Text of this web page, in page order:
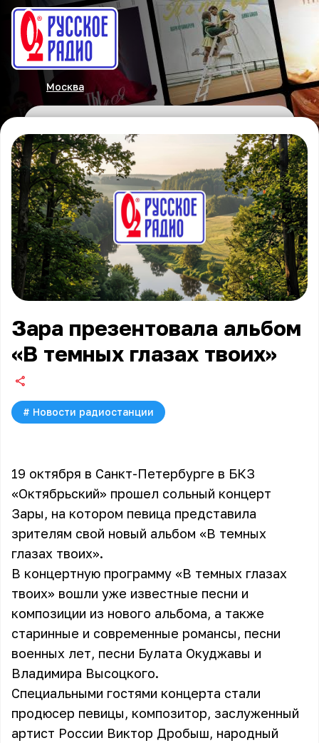
Москва
Зара презентовала альбом
«В темных глазах твоих»
# Новости радиостанции
19 октября в Санкт-Петербурге в БКЗ
«Октябрьский» прошел сольный концерт
Зары, на котором певица представила
зрителям свой новый альбом «В темных
глазах твоих».
В концертную программу «В темных глазах
твоих» вошли уже известные песни и
композиции из нового альбома, а также
старинные и современные романсы, песни
военных лет, песни Булата Окуджавы и
Владимира Высоцкого.
Специальными гостями концерта стали
продюсер певицы, композитор, заслуженный
артист России Виктор Дробыш, народный